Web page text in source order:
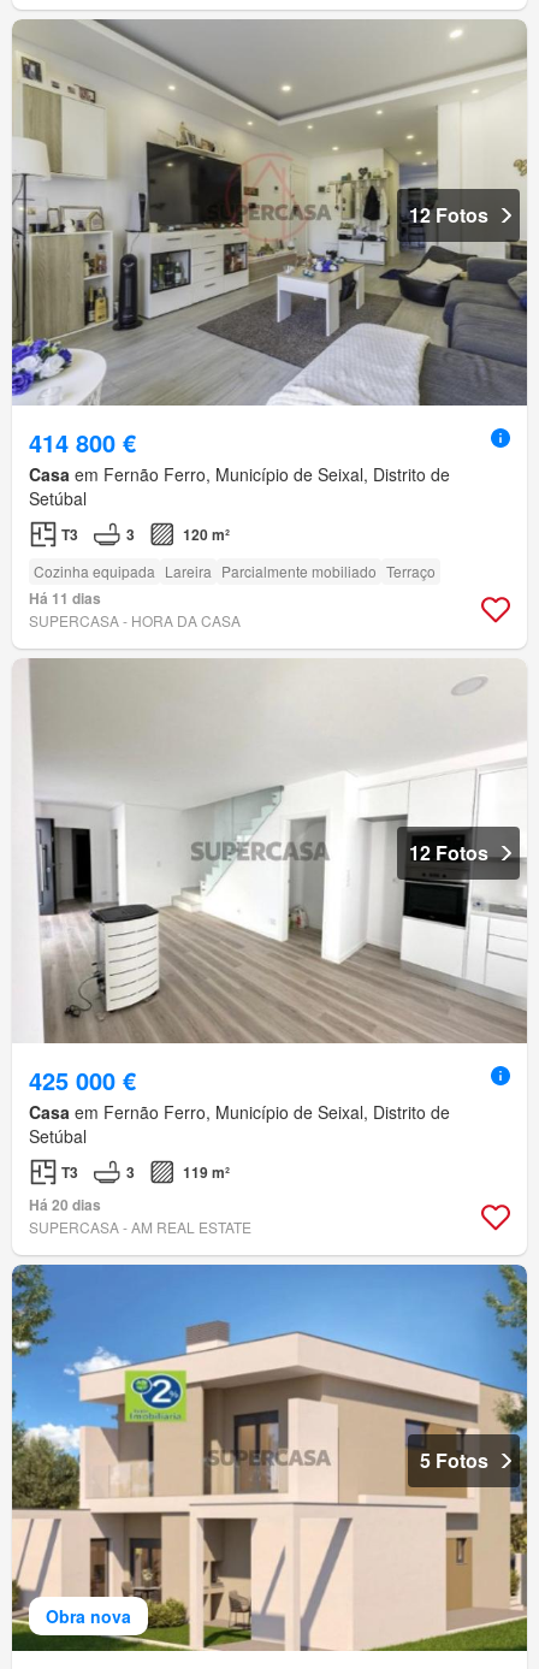
12 Fotos
414 800 €
Casa em Fernão Ferro, Município de Seixal, Distrito de
Setúbal
T3 3 120 m²
Cozinha equipada Lareira Parcialmente mobiliado Terraço
Há 11 dias
SUPERCASA - HORA DA CASA
12 Fotos
425 000 €
Casa em Fernão Ferro, Município de Seixal, Distrito de
Setúbal
T3 3
119 m²
Há 20 dias
SUPERCASA - AM REAL ESTATE
Obra nova
5 Fotos